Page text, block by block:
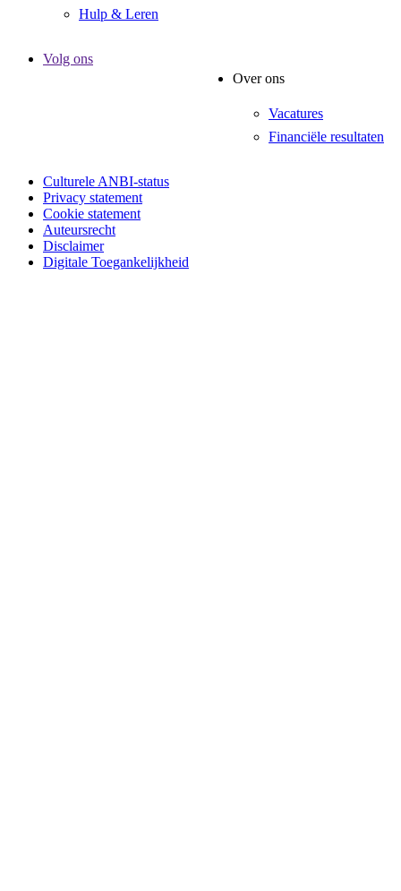
Hulp & Leren
Volg ons
Over ons
Vacatures
Financiële resultaten
Culturele ANBI-status
Privacy statement
Cookie statement
Auteursrecht
Disclaimer
Digitale Toegankelijkheid